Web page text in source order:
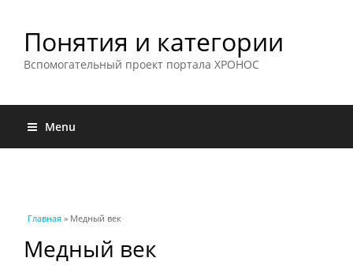
Понятия и категории
Вспомогательный проект портала ХРОНОС
Menu
Вы здесь
Главная » Медный век
Медный век